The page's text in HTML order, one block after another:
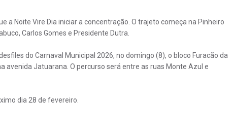
a Noite Vire Dia iniciar a concentração. O trajeto começa na Pinheiro
Carlos Gomes e Presidente Dutra.
do Carnaval Municipal 2026, no domingo (8), o bloco Furacão da
avenida Jatuarana. O percurso será entre as ruas Monte Azul e
dia 28 de fevereiro.